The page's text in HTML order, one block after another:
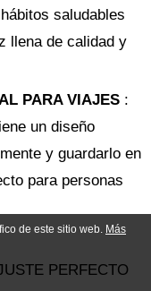
saludables
llena de calidad y
PARA VIAJES :
un diseño
y guardarlo en
para personas
PERFECTO
de este sitio web. Más